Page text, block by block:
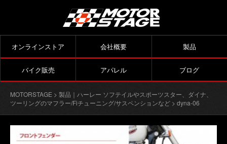
オンラインストア 会社概要 製品
バイク販売 アパレル ブログ
MOTORSTAGE > 製品｜ハーレー ソフテイルやスポーツスター、ダイナ、
ツーリングのマフラー/Fiチューニング/サスペンションなど > dyna-06